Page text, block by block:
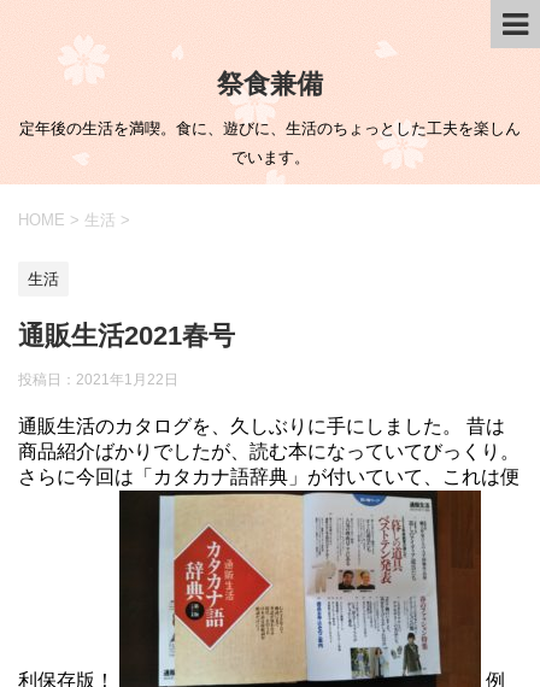
祭食兼備
定年後の生活を満喫。食に、遊びに、生活のちょっとした工夫を楽しん
でいます。
HOME > 生活 >
生活
通販生活2021春号
投稿日： 2021年1月22日
通販生活のカタログを、久しぶりに手にしました。 昔は
商品紹介ばかりでしたが、読む本になっていてびっくり。
さらに今回は「カタカナ語辞典」が付いていて、これは便
利保存版！
例